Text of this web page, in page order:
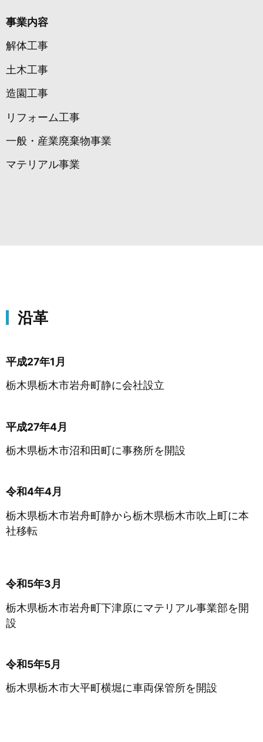
事業内容
解体工事
土木工事
造園工事
リフォーム工事
一般・産業廃棄物事業
マテリアル事業
沿革
平成27年1月
栃木県栃木市岩舟町静に会社設立
平成27年4月
栃木県栃木市沼和田町に事務所を開設
令和4年4月
栃木県栃木市岩舟町静から栃木県栃木市吹上町に本
社移転
令和5年3月
栃木県栃木市岩舟町下津原にマテリアル事業部を開
設
令和5年5月
栃木県栃木市大平町横堀に車両保管所を開設